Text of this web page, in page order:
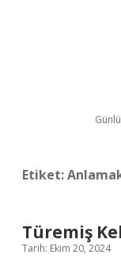
Etiket:
Türemiş
Tarih: Ekim 20, 2024